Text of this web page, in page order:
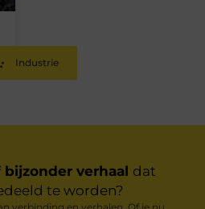
Industrie
bijzonder verhaal dat
te worden?